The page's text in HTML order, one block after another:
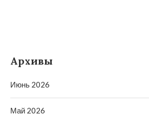
Архивы
Июнь 2026
Май 2026